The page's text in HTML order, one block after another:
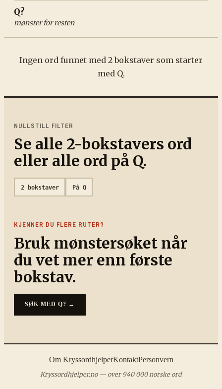
Q?
mønster for resten
Ingen ord funnet med 2bokstaver som starter
med Q.
NULLSTILL FILTER
Se alle 2-bokstavers ord
eller alle ord på Q.
2bokstaver På Q
KJENNER DU FLERE RUTER?
Bruk mønstersøket når
du vet mer enn første
bokstav.
SØK MED Q? →
Om KryssordhjelperKontaktPersonvern
Kryssordhjelper.no — over 940 000 norske ord